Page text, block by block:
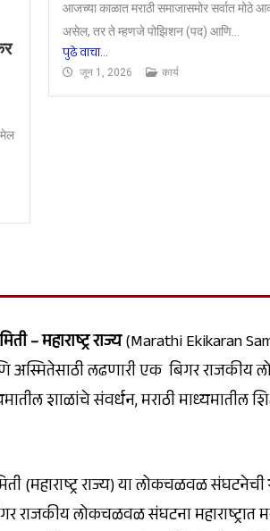
आजच्या काळात मराठी समाजासमोर सर्वात मोठे
असेल, तर ते म्हणजे पोझिशन (पद) आणि...
पुढे वाचा...
जून 1, 2026 कार्य
– महाराष्ट्र राज्य(Marathi Ekikaran
अस्मितेसाठी लढणारी एक बिगर
शाळांचे संवर्धन, मराठी माध्यमातील
राज्य) या लोकचळवळ
राजकीय लोकचळवळ संघटना महाराष्ट्रात